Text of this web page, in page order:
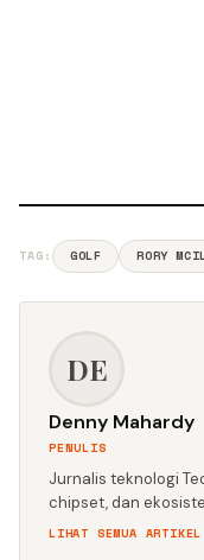
TAG: GOLF RORY
DE
Denny Mahardy
PENULIS
Jurnalis teknologi
chipset, dan
LIHAT SEMUA